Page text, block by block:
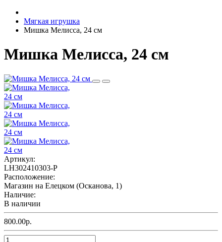
Мягкая игрушка
Мишка Мелисса, 24 см
Мишка Мелисса, 24 см
Артикул:
LH302410303-P
Расположение:
Магазин на Елецком (Осканова, 1)
Наличие:
В наличии
800.00р.